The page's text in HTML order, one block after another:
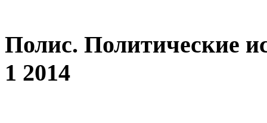
Полис. Политические
1 2014